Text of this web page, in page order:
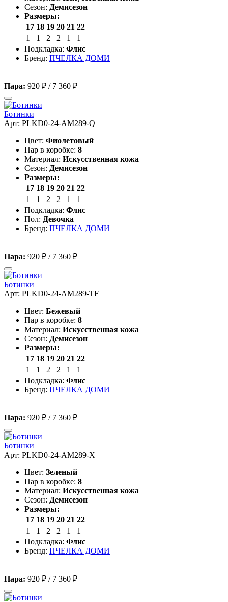
Сезон: Демисезон
Размеры:
17 18 19 20 21 22
1
1 2 2 1
1
Подкладка: Флис
Бренд: ПЧЕЛКА ДОМИ
Пара: 920 ₽ / 7 360 ₽
Ботинки
Арт: PLKD0-24-AM289-Q
Цвет: Фиолетовый
Пар в коробке: 8
Материал: Искусственная кожа
Сезон: Демисезон
Размеры:
17 18 19 20 21 22
1
1 2 2 1
1
Подкладка: Флис
Пол: Девочка
Бренд: ПЧЕЛКА ДОМИ
Пара: 920 ₽ / 7 360 ₽
Ботинки
Арт: PLKD0-24-AM289-TF
Цвет: Бежевый
Пар в коробке: 8
Материал: Искусственная кожа
Сезон: Демисезон
Размеры:
17 18 19 20 21 22
1
1 2 2 1
1
Подкладка: Флис
Бренд: ПЧЕЛКА ДОМИ
Пара: 920 ₽ / 7 360 ₽
Ботинки
Арт: PLKD0-24-AM289-X
Цвет: Зеленый
Пар в коробке: 8
Материал: Искусственная кожа
Сезон: Демисезон
Размеры:
17 18 19 20 21 22
1
1 2 2 1
1
Подкладка: Флис
Бренд: ПЧЕЛКА ДОМИ
Пара: 920 ₽ / 7 360 ₽